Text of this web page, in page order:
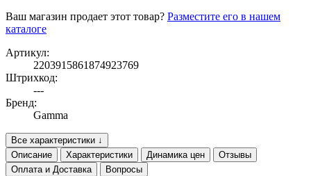
Ваш магазин продает этот товар? Разместите его в нашем
каталоге
Артикул:
2203915861874923769
Штрихкод:
---
Бренд:
Gamma
Все характеристики ↓
Описание
Характеристики Динамика цен
Отзывы
Оплата и Доставка
Вопросы